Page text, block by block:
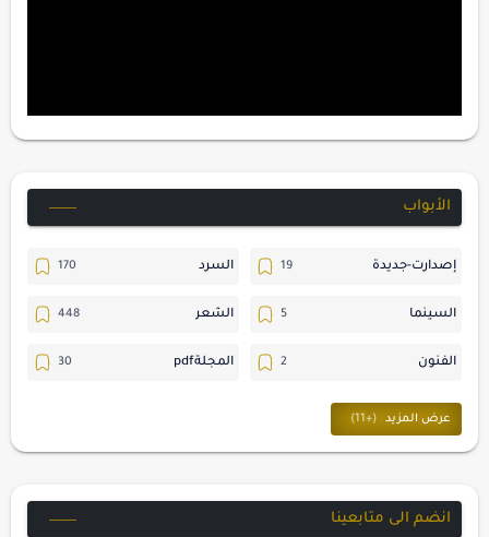
الأبواب
إصدارت-جديدة السرد
السينما الشعر
الفنون المجلةpdf
المسرح
انضم الى متابعينا